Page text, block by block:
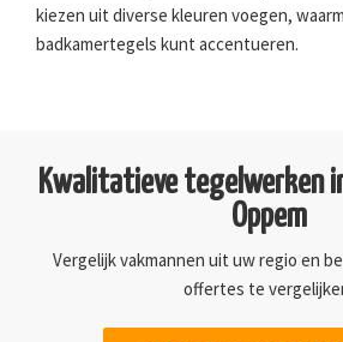
kiezen uit diverse kleuren voegen,
badkamertegels kunt accentueren.
Kwalitatieve tegelwerken
Oppem
Vergelijk vakmannen uit uw regio en
offertes te